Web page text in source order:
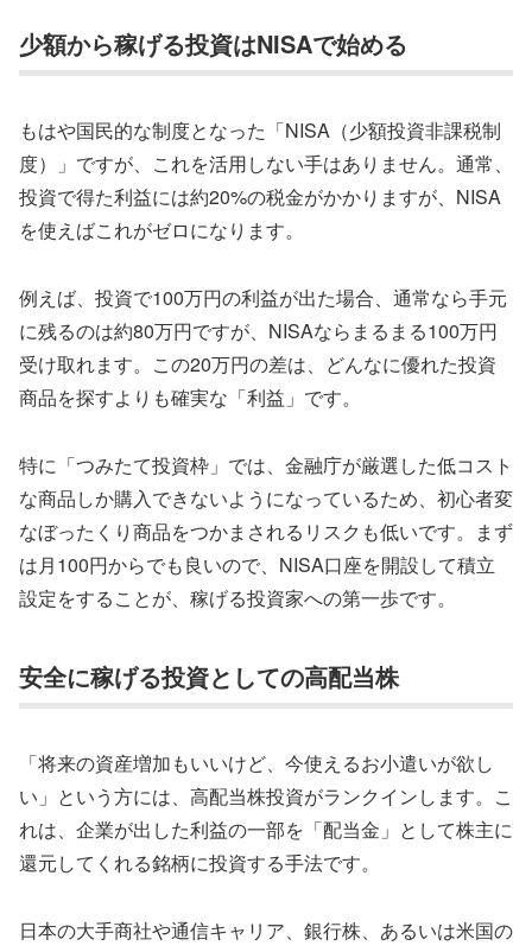
少額から稼げる投資はNISAで始める
もはや国民的な制度となった「NISA（少額投資非課税制
度）」ですが、これを活用しない手はありません。通常、
投資で得た利益には約20%の税金がかかりますが、NISA
を使えばこれがゼロになります。
例えば、投資で100万円の利益が出た場合、通常なら手元
に残るのは約80万円ですが、NISAならまるまる100万円
受け取れます。この20万円の差は、どんなに優れた投資
商品を探すよりも確実な「利益」 です。
特に「つみたて投資枠」では、金融庁が厳選した低コスト
な商品しか購入できないようになっているため、初心者変
なぼったくり商品をつかまされるリスクも低いです。まず
は月100円からでも良いので、NISA口座を開設して積立
設定をすることが、稼げる投資家への第一歩です。
安全に稼げる投資としての高配当株
「将来の資産増加もいいけど、今使えるお小遣いが欲し
い」という方には、高配当株投資がランクインします。こ
れは、企業が出した利益の一部を「配当金」として株主に
還元してくれる銘柄に投資する手法です。
日本の大手商社や通信キャリア、銀行株、あるいは米国の